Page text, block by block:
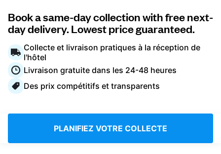
Pour les entreprises
Connectez-vous
Téléchargez notre application mobile
Suivez-nous
Book a same-day collection with free next-
day delivery. Lowest price guaranteed.
Collecte et livraison pratiques à la réception de
l'hôtel
Livraison gratuite dans les 24-48 heures
Des prix compétitifs et transparents
PLANIFIEZ VOTRE COLLECTE